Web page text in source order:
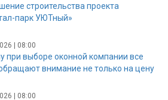
строительства проекта
парк УЮТный»
| 08:00
при выборе оконной компании все
внимание не только на цену
| 08:00